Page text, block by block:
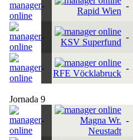
-
Rapid Wien
-
-
KSV Superfund
-
-
RFE Vöcklabruck
-
Jornada 9
-
Magna Wr.
Neustadt
-